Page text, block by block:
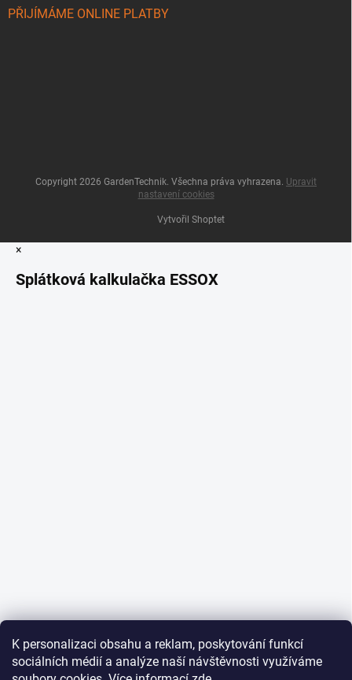
K personalizaci obsahu a reklam, poskytování funkcí
sociálních médií a analýze naší návštěvnosti využíváme
PŘIJÍMÁME ONLINE PLATBY
Vytvořil Shoptet
Copyright 2026 GardenTechnik. Všechna práva vyhrazena. Upravit
nastavení cookies
×
Splátková kalkulačka ESSOX